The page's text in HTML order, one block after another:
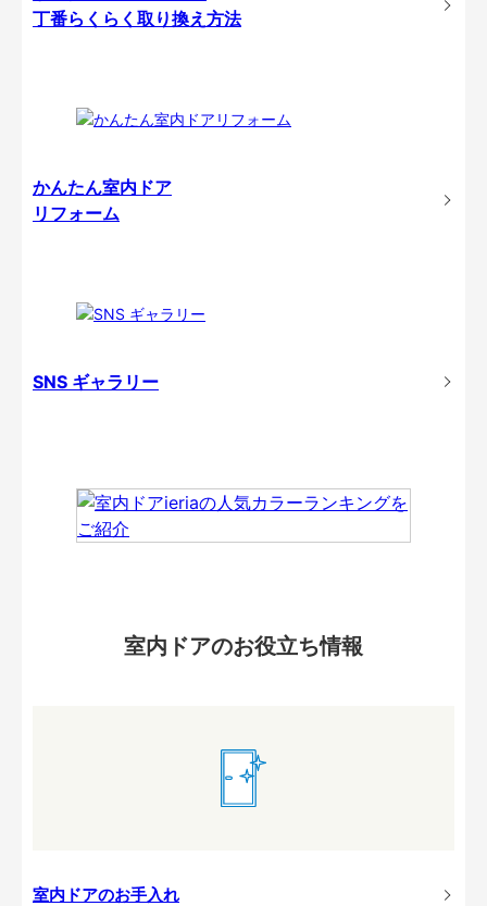
丁番らくらく取り換え方法
かんたん室内ドア
リフォーム
SNS ギャラリー
室内ドアのお役立ち情報
室内ドアのお手入れ